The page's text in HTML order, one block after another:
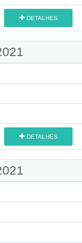
DETALHES
DETALHES